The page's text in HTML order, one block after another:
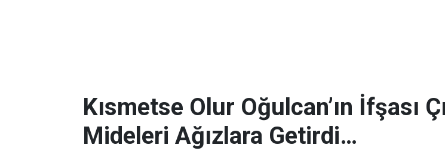
Kısmetse Olur Oğulcan’ın İfşası
Mideleri Ağızlara Getirdi…